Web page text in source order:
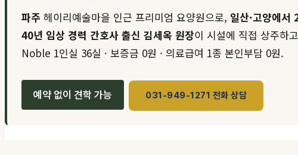
파주 헤이리예술마을 인근 프리미엄 요양원으로, 일산·고양에서
40년 임상 경력 간호사 출신 김세옥 원장이 시설에 직접 상주하
Noble 1인실 36실 · 보증금 0원 · 의료급여 1종 본인부담 0원.
예약 없이 견학 가능 031-949-1271 전화 상담